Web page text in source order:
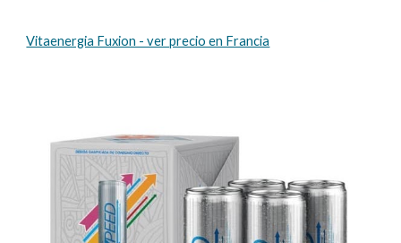
Vitaenergia Fuxion - ver precio en Francia